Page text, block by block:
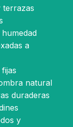
terrazas
a
natural
duraderas
y